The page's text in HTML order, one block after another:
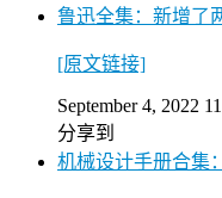
鲁迅全集：新增了
[原文链接]
September 4, 2022
分享到
机械设计手册合集